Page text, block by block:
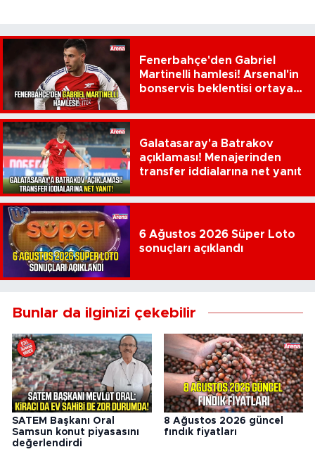
Fenerbahçe'den Gabriel
Martinelli hamlesi! Arsenal'in
bonservis beklentisi ortaya
Galatasaray'a Batrakov
açıklaması! Menajerinden
transfer iddialarına net yanıt
6 Ağustos 2026 Süper Loto
sonuçları açıklandı
Bunlar da ilginizi çekebilir
SATEM Başkanı Oral
Samsun konut piyasasını
değerlendirdi
8 Ağustos 2026 güncel
fındık fiyatları